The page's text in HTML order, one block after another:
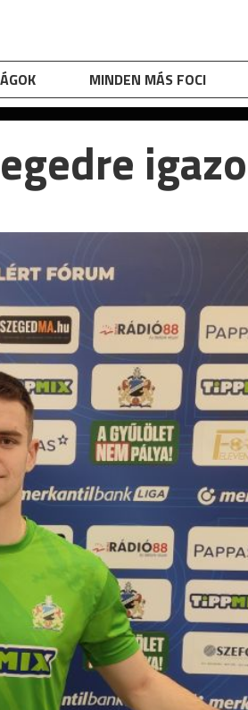
MINDEN MÁS FOCI